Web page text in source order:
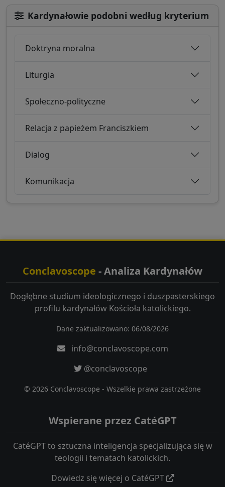
Kardynałowie podobni według kryterium
Doktryna moralna
Liturgia
Społeczno-polityczne
Relacja z papieżem Franciszkiem
Dialog
Komunikacja
Conclavoscope - Analiza Kardynałów
Dogłębne studium ideologicznego i duszpasterskiego
profilu kardynałów Kościoła katolickiego.
Dane zaktualizowano: 06/08/2026
info@conclavoscope.com
@conclavoscope
© 2026 Conclavoscope - Wszelkie prawa zastrzeżone
Wspierane przez CatéGPT
CatéGPT to sztuczna inteligencja specjalizująca się w
teologii i tematach katolickich.
Dowiedz się więcej o CatéGPT